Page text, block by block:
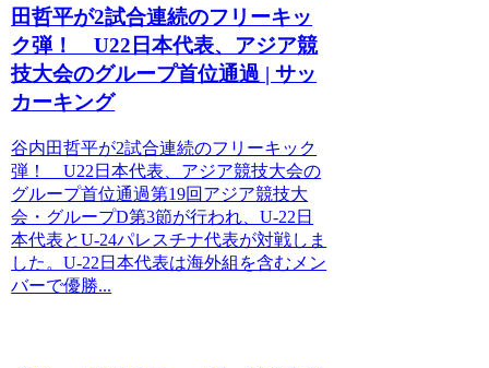
田哲平が2試合連続のフリーキッ
ク弾！ U22日本代表、アジア競
技大会のグループ首位通過 | サッ
カーキング
谷内田哲平が2試合連続のフリーキック
弾！ U22日本代表、アジア競技大会の
グループ首位通過第19回アジア競技大
会・グループD第3節が行われ、U-22日
本代表とU-24パレスチナ代表が対戦しま
した。U-22日本代表は海外組を含むメン
バーで優勝...